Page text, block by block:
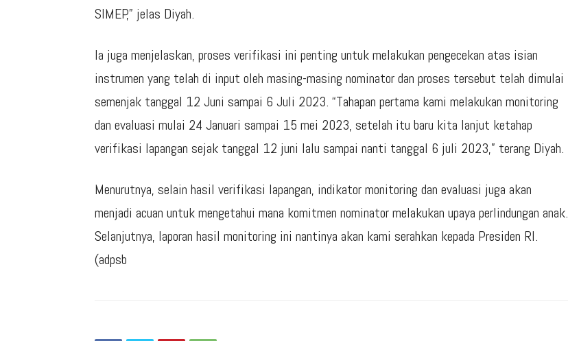
SIMEP,” jelas Diyah.
Ia juga menjelaskan, proses verifikasi ini penting untuk melakukan pengecekan atas isian
instrumen yang telah di input oleh masing-masing nominator dan proses tersebut telah dimulai
semenjak tanggal 12 Juni sampai 6 Juli 2023. “Tahapan pertama kami melakukan monitoring
dan evaluasi mulai 24 Januari sampai 15 mei 2023, setelah itu baru kita lanjut ketahap
verifikasi lapangan sejak tanggal 12 juni lalu sampai nanti tanggal 6 juli 2023,” terang Diyah.
Menurutnya, selain hasil verifikasi lapangan, indikator monitoring dan evaluasi juga akan
menjadi acuan untuk mengetahui mana komitmen nominator melakukan upaya perlindungan anak.
Selanjutnya, laporan hasil monitoring ini nantinya akan kami serahkan kepada Presiden RI.
(adpsb